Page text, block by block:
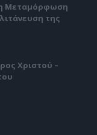
Μεταμόρφωση
της
Χριστού –